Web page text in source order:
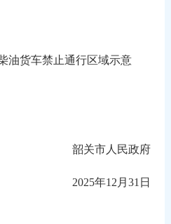
油货车禁止通行区域示意
韶关市人民政府
2025年12月31日